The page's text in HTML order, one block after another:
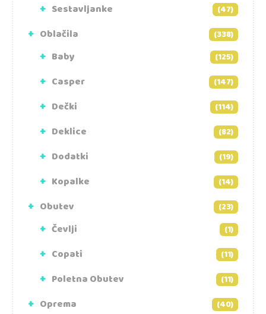
Sestavljanke (47)
Oblačila (338)
Baby (125)
Casper (147)
Dečki (114)
Deklice (82)
Dodatki (19)
Kopalke (14)
Obutev (23)
Čevlji (1)
Copati (11)
Poletna Obutev (11)
Oprema (40)